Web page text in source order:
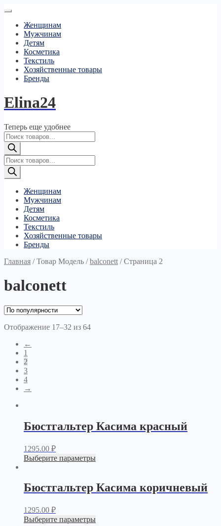
Женщинам
Мужчинам
Детям
Косметика
Текстиль
Хозяйственные товары
Бренды
Elina24
Теперь еще удобнее
Поиск
товаров
Поиск
товаров
Женщинам
Мужчинам
Детям
Косметика
Текстиль
Хозяйственные товары
Бренды
Главная /Товар Модель /balconett /Страница 2
balconett
Отображение 17–32 из 64
←
1
2
3
4
→
Бюстгальтер Касима красный
1295.00 ₽
Выберите параметры
Бюстгальтер Касима коричневый
1295.00 ₽
Выберите параметры